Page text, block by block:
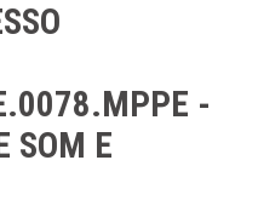
-
SOM E